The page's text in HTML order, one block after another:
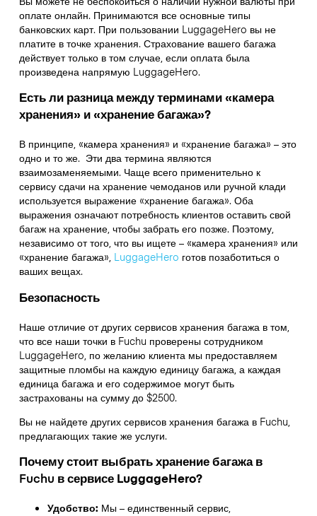
оплате онлайн. Принимаются все основные типы
банковских карт. При пользовании LuggageHero вы не
платите в точке хранения. Страхование вашего багажа
действует только в том случае, если оплата была
произведена напрямую LuggageHero.
Есть ли разница между терминами «камера
хранения» и «хранение багажа»?
В принципе, «камера хранения» и «хранение багажа» – это
одно и то же. Эти два термина являются
взаимозаменяемыми. Чаще всего применительно к
сервису сдачи на хранение чемоданов или ручной клади
используется выражение «хранение багажа». Оба
выражения означают потребность клиентов оставить свой
багаж на хранение, чтобы забрать его позже. Поэтому,
независимо от того, что вы ищете – «камера хранения» или
«хранение багажа»,LuggageHero готов позаботиться о
ваших вещах.
Безопасность
Наше отличие от других сервисов хранения багажа в том,
чтовсе наши точки в Fuchu проверены сотрудником
LuggageHero, по желанию клиента мы предоставляем
защитные пломбы на каждую единицу багажа, а каждая
единица багажа и его содержимое могут быть
застрахованы на сумму до $2500.
Вы не найдете других сервисов хранения багажа в Fuchu
предлагающих такие же услуги.
Почему стоит выбрать хранение багажа в
Fuchu в сервисе LuggageHero?
Удобство: Мы – единственный сервис,